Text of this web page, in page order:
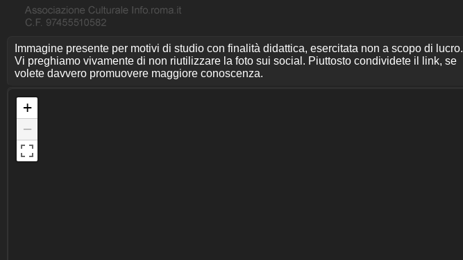
Immagine presente per motivi di studio con finalità didattica, esercitata non a scopo di lucro.
Vi preghiamo vivamente di non riutilizzare la foto sui social. Piuttosto condividete il link, se
volete davvero promuovere maggiore conoscenza.
+
−